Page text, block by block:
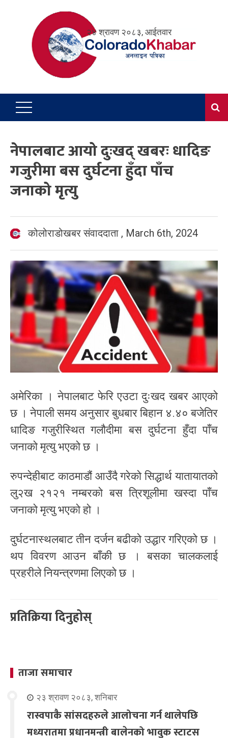
२४ श्रावण २०८३, आईतवार
नेपालबाट आयो दुःखद् खबरः धादिङ
गजुरीमा बस दुर्घटना हुँदा पाँच
जनाको मृत्यु
कोलोराडोखबर संवाददाता , March 6th, 2024
अमेरिका । नेपालबाट फेरि एउटा दुःखद खबर आएको
छ । नेपाली समय अनुसार बुधबार बिहान ४.४० बजेतिर
धादिङ गजुरीस्थित गलौदीमा बस दुर्घटना हुँदा पाँच
जनाको मृत्यु भएको छ ।
रुपन्देहीबाट काठमाडौं आउँदै गरेको सिद्धार्थ यातायातको
लु२ख २१२१ नम्बरको बस त्रिशूलीमा खस्दा पाँच
जनाको मृत्यु भएको हो ।
दुर्घटनास्थलबाट तीन दर्जन बढीको उद्धार गरिएको छ ।
थप विवरण आउन बाँकी छ । बसका चालकलाई
प्रहरीले नियन्त्रणमा लिएको छ ।
प्रतिक्रिया दिनुहोस्
ताजा समाचार
२३ श्रावण २०८३, शनिबार
रास्वपाकै सांसदहरुले आलोचना गर्न थालेपछि
मध्यरातमा प्रधानमन्त्री बालेनको भावुक स्टाटस